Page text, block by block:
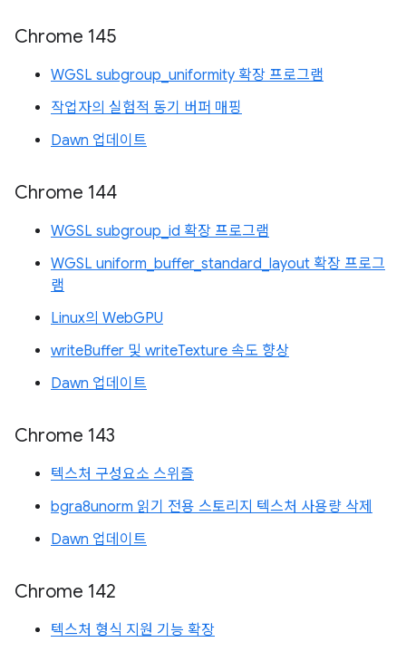
Chrome 145
WGSL subgroup_uniformity 확장 프로그램
작업자의 실험적 동기 버퍼 매핑
Dawn 업데이트
Chrome 144
WGSL subgroup_id 확장 프로그램
WGSL uniform_buffer_standard_layout 확장 프로그
램
Linux의 WebGPU
writeBuffer 및 writeTexture 속도 향상
Dawn 업데이트
Chrome 143
텍스처 구성요소 스위즐
bgra8unorm 읽기 전용 스토리지 텍스처 사용량 삭제
Dawn 업데이트
Chrome 142
텍스처 형식 지원 기능 확장